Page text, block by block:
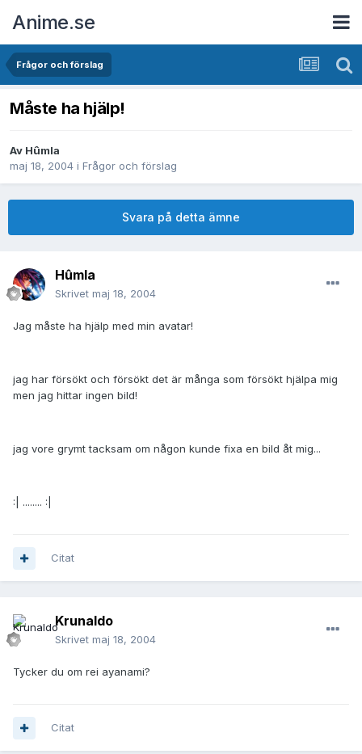
Anime.se
Frågor och förslag
Måste ha hjälp!
Av Hûmla
maj 18, 2004 i Frågor och förslag
Svara på detta ämne
Hûmla
Skrivet maj 18, 2004
Jag måste ha hjälp med min avatar!
jag har försökt och försökt det är många som försökt hjälpa mig
men jag hittar ingen bild!
jag vore grymt tacksam om någon kunde fixa en bild åt mig...
:| ........ :|
Citat
Krunaldo
Skrivet maj 18, 2004
Tycker du om rei ayanami?
Citat